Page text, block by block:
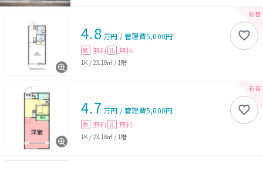
4.8万円 /管理費5,000円
敷 無料 礼 無料
1K / 23.18㎡ / 1階
4.7 万円 /管理費5,000円
敷 無料 礼 無料
1K / 23.18㎡ / 1階